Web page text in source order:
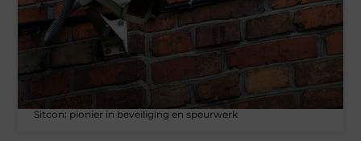
Sitcon: pionier in beveiliging en speurwerk